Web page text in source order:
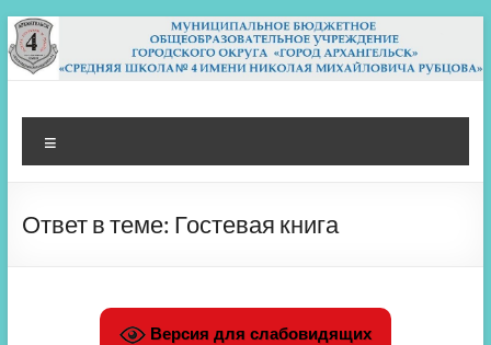
Перейти
к
содержимому
МБОУ СШ 4
Архангельск
Ответ в теме: Гостевая книга
Версия для слабовидящих